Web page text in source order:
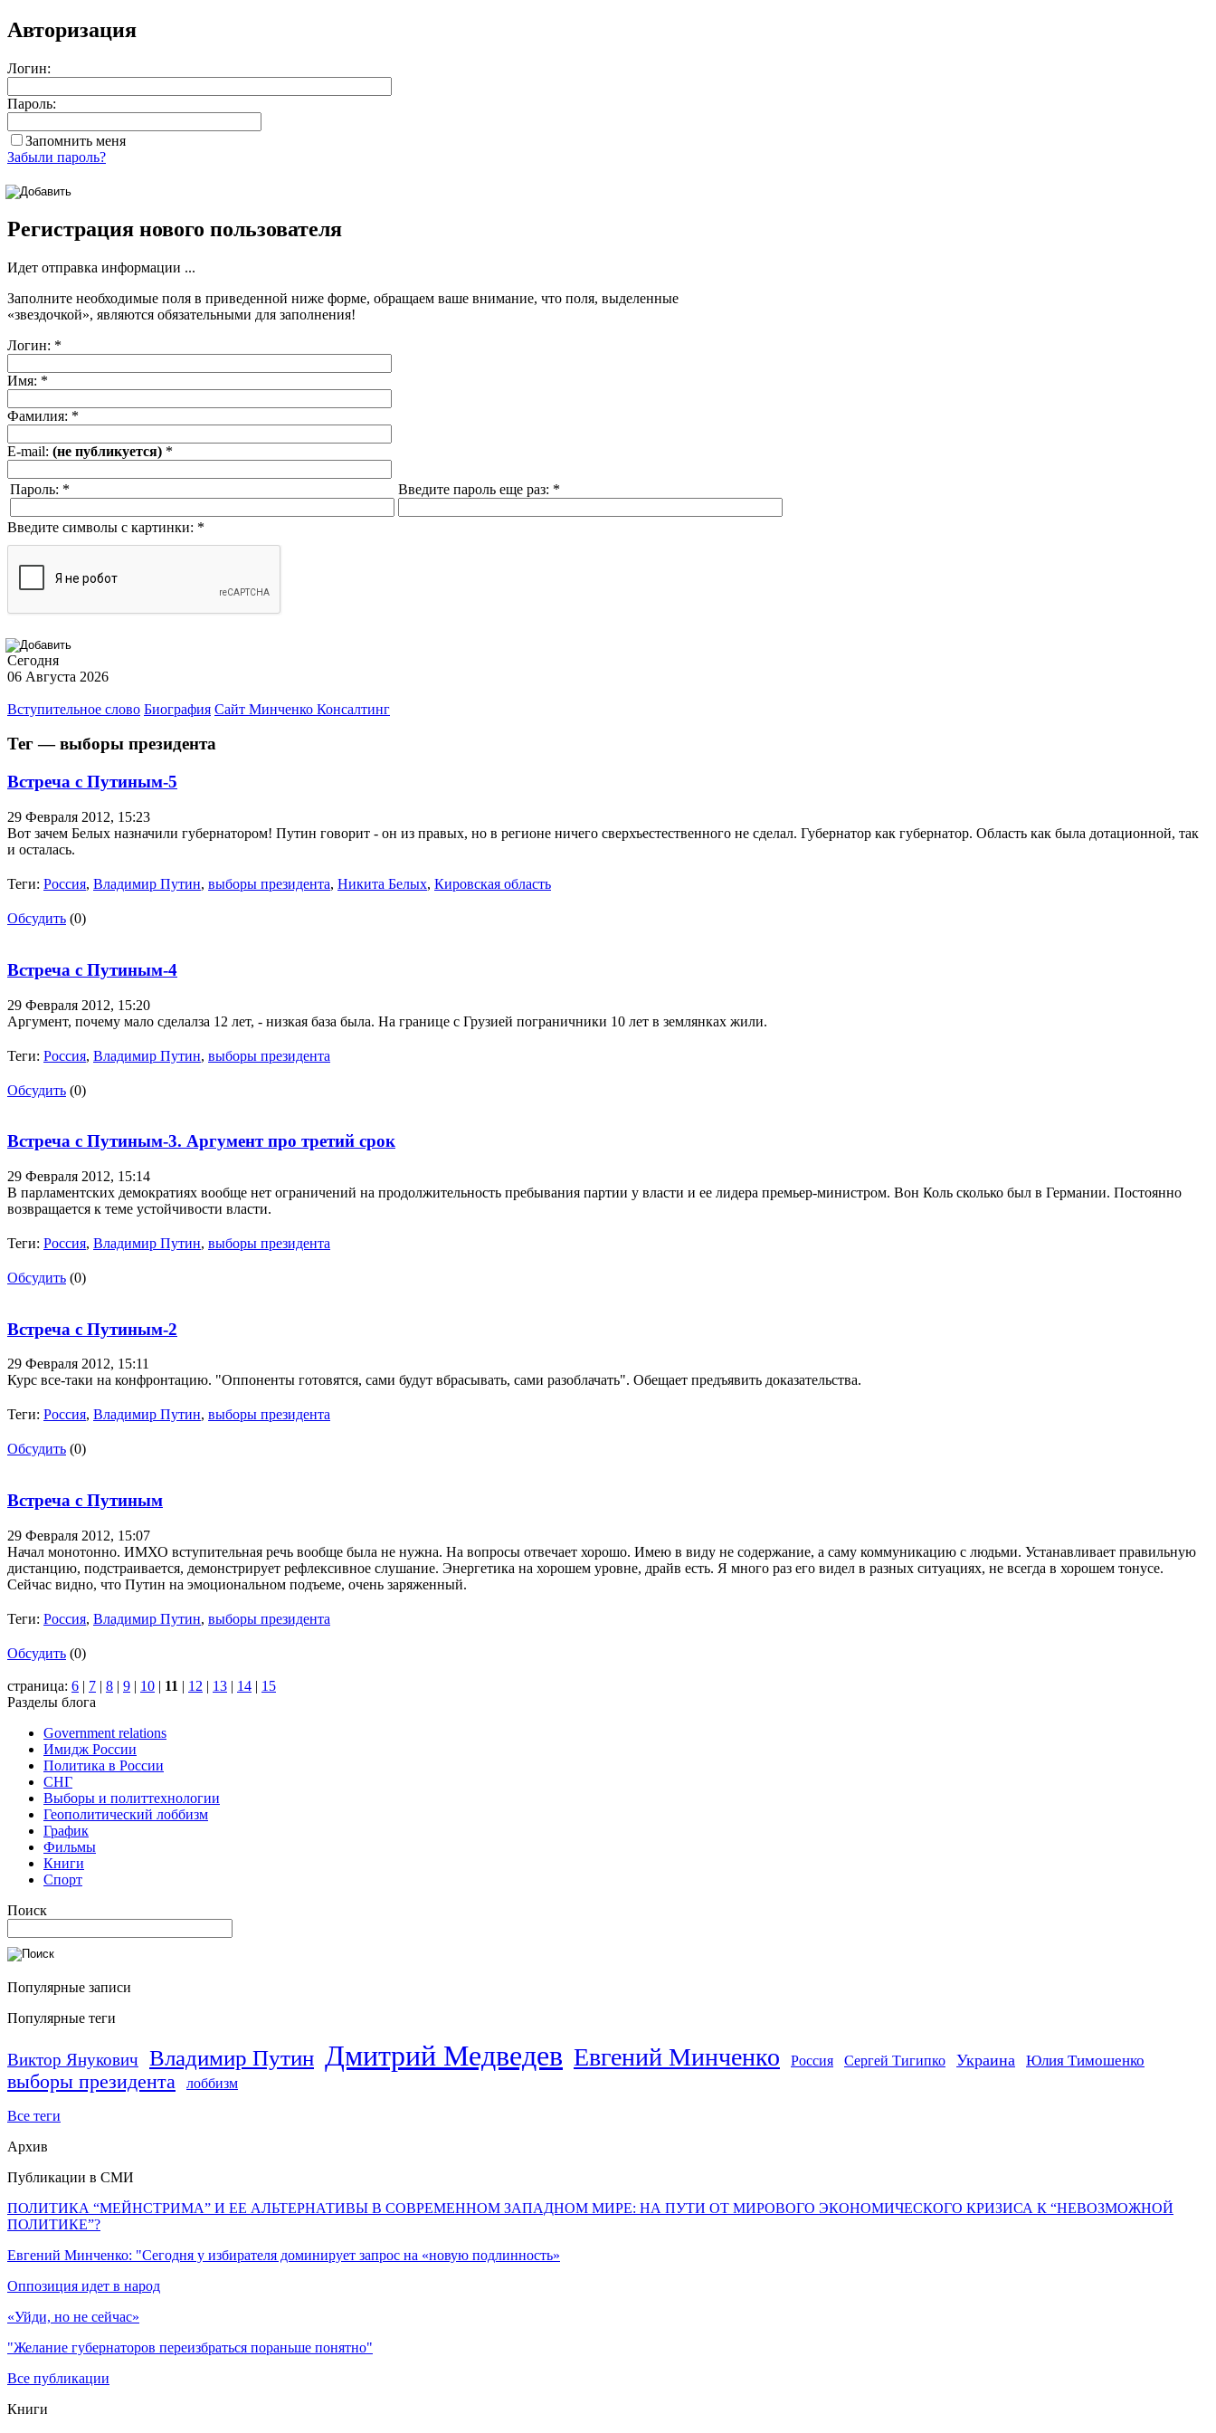
Авторизация
Логин:
Пароль:
Запомнить меня
Забыли пароль?
Регистрация нового пользователя
Идет отправка информации ...
Заполните необходимые поля в приведенной ниже форме, обращаем ваше внимание, что поля, выделенные
«звездочкой», являются обязательными для заполнения!
Логин: *
Имя: *
Фамилия: *
E-mail: (не публикуется) *
Пароль: * Введите пароль еще раз: *
Введите символы с картинки: *
Сегодня
06 Августа 2026
Вступительное слово Биография Сайт Минченко Консалтинг
Тег — выборы президента
Встреча с Путиным-5
29 Февраля 2012, 15:23
Вот зачем Белых назначили губернатором! Путин говорит - он из правых, но в регионе ничего сверхъестественного не сделал. Губернатор как губернатор. Область как была дотационной, так
и осталась.
Теги: Россия, Владимир Путин, выборы президента, Никита Белых, Кировская область
Обсудить (0)
Встреча с Путиным-4
29 Февраля 2012, 15:20
Аргумент, почему мало сделалза 12 лет, - низкая база была. На границе с Грузией пограничники 10 лет в землянках жили.
Теги: Россия, Владимир Путин, выборы президента
Обсудить (0)
Встреча с Путиным-3. Аргумент про третий срок
29 Февраля 2012, 15:14
В парламентских демократиях вообще нет ограничений на продолжительность пребывания партии у власти и ее лидера премьер-министром. Вон Коль сколько был в Германии. Постоянно
возвращается к теме устойчивости власти.
Теги: Россия, Владимир Путин, выборы президента
Обсудить (0)
Встреча с Путиным-2
29 Февраля 2012, 15:11
Курс все-таки на конфронтацию. "Оппоненты готовятся, сами будут вбрасывать, сами разоблачать". Обещает предъявить доказательства.
Теги: Россия, Владимир Путин, выборы президента
Обсудить (0)
Встреча с Путиным
29 Февраля 2012, 15:07
Начал монотонно. ИМХО вступительная речь вообще была не нужна. На вопросы отвечает хорошо. Имею в виду не содержание, а саму коммуникацию с людьми. Устанавливает правильную
дистанцию, подстраивается, демонстрирует рефлексивное слушание. Энергетика на хорошем уровне, драйв есть. Я много раз его видел в разных ситуациях, не всегда в хорошем тонусе.
Сейчас видно, что Путин на эмоциональном подъеме, очень заряженный.
Теги: Россия, Владимир Путин, выборы президента
Обсудить (0)
страница: 6 | 7 | 8 | 9 | 10 | 11 | 12 | 13 | 14 | 15
Разделы блога
Government relations
Имидж России
Политика в России
СНГ
Выборы и политтехнологии
Геополитический лоббизм
График
Фильмы
Книги
Спорт
Поиск
Популярные записи
Популярные теги
Виктор Янукович Владимир Путин Дмитрий Медведев Евгений Минченко Россия Сергей Тигипко Украина Юлия Тимошенко
выборы президента лоббизм
Все теги
Архив
Публикации в СМИ
ПОЛИТИКА “МЕЙНСТРИМА” И ЕЕ АЛЬТЕРНАТИВЫ В СОВРЕМЕННОМ ЗАПАДНОМ МИРЕ: НА ПУТИ ОТ МИРОВОГО ЭКОНОМИЧЕСКОГО КРИЗИСА К “НЕВОЗМОЖНОЙ
ПОЛИТИКЕ”?
Евгений Минченко: "Сегодня у избирателя доминирует запрос на «новую подлинность»
Оппозиция идет в народ
«Уйди, но не сейчас»
"Желание губернаторов переизбраться пораньше понятно"
Все публикации
Книги